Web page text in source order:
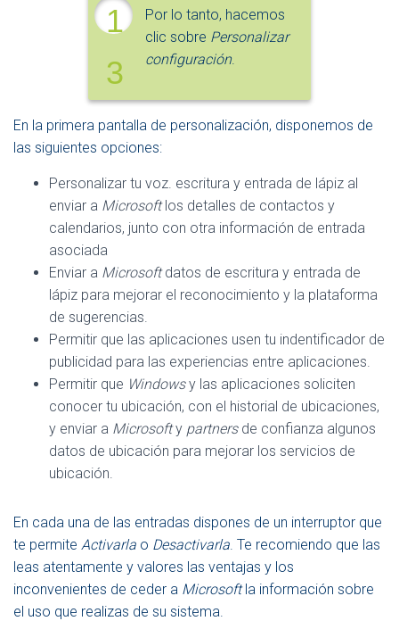
1
3
Por lo tanto, hacemos
clic sobre Personalizar
configuración.
En la primera pantalla de personalización, disponemos de
las siguientes opciones:
Personalizar tu voz. escritura y entrada de lápiz al
enviar a Microsoftlos detalles de contactos y
calendarios, junto con otra información de entrada
asociada
Enviar a Microsoftdatos de escritura y entrada de
lápiz para mejorar el reconocimiento y la plataforma
de sugerencias.
Permitir que las aplicaciones usen tu indentificador de
publicidad para las experiencias entre aplicaciones.
Permitir que Windowsy las aplicaciones soliciten
conocer tu ubicación, con el historial de ubicaciones,
y enviar a Microsofty partnersde confianza algunos
datos de ubicación para mejorar los servicios de
ubicación.
En cada una de las entradas dispones de un interruptor que
te permite Activarla o Desactivarla. Te recomiendo que las
leas atentamente y valores las ventajas y los
inconvenientes de ceder a Microsoftla información sobre
el uso que realizas de su sistema.